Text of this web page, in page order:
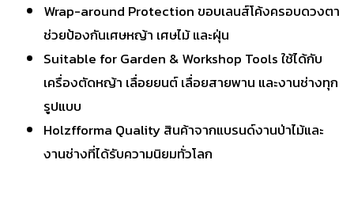
Wrap-around Protection ขอบเลนส์โค้งครอบดวงตา
ช่วยป้องกันเศษหญ้า เศษไม้ และฝุ่น
Suitable for Garden & Workshop Tools ใช้ได้กับ
เครื่องตัดหญ้า เลื่อยยนต์ เลื่อยสายพาน และงานช่างทุก
รูปแบบ
Holzfforma Quality สินค้าจากแบรนด์งานป่าไม้และ
งานช่างที่ได้รับความนิยมทั่วโลก